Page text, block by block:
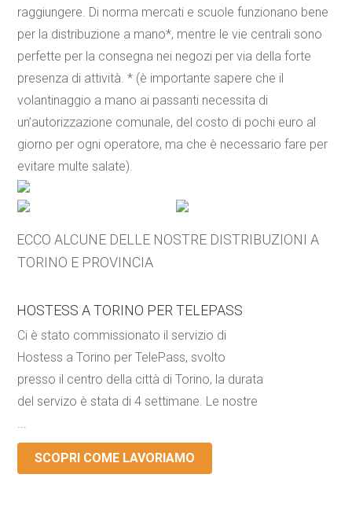
raggiungere. Di norma mercati e scuole funzionano bene
per la distribuzione a mano*, mentre le vie centrali sono
perfette per la consegna nei negozi per via della forte
presenza di attività. * (è importante sapere che il
volantinaggio a mano ai passanti necessita di
un’autorizzazione comunale, del costo di pochi euro al
giorno per ogni operatore, ma che è necessario fare per
evitare multe salate).
ECCO ALCUNE DELLE NOSTRE DISTRIBUZIONI A
TORINO E PROVINCIA
HOSTESS A TORINO PER TELEPASS
Ci è stato commissionato il servizio di
Hostess a Torino per TelePass, svolto
presso il centro della città di Torino, la durata
del servizo è stata di 4 settimane. Le nostre
...
SCOPRI COME LAVORIAMO